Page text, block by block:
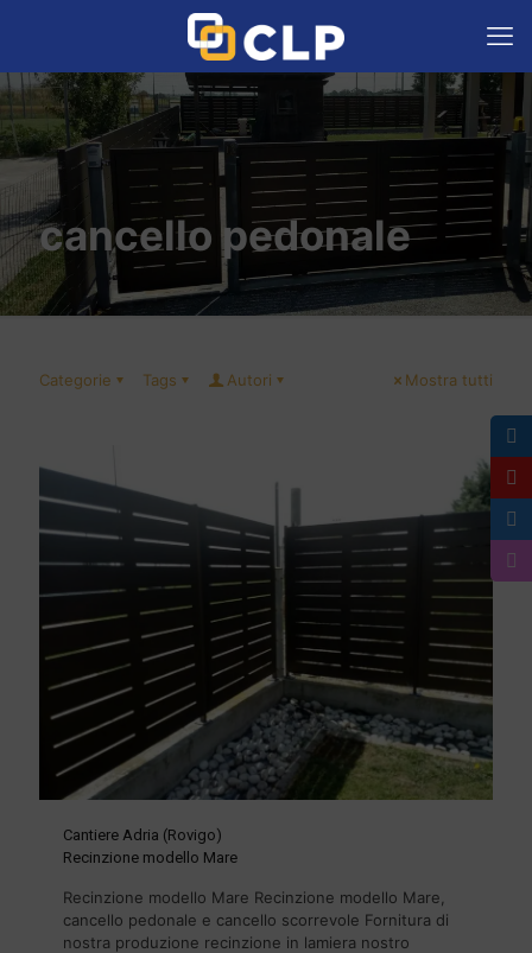
cancello pedonale
Categorie Tags Autori Mostra tutti
Cantiere Adria (Rovigo)
Recinzione modello Mare
Recinzione modello Mare Recinzione modello Mare,
cancello pedonale e cancello scorrevole Fornitura di
nostra produzione recinzione in lamiera nostro